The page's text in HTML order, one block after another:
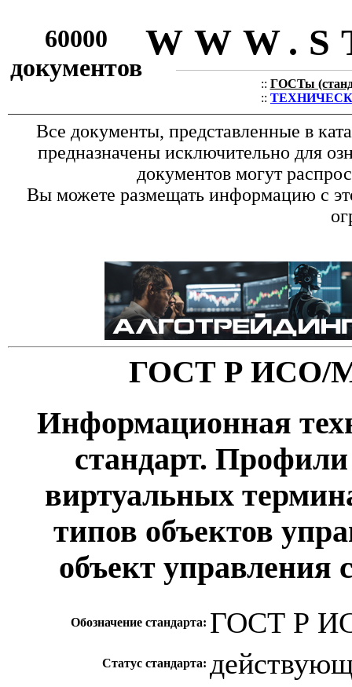
60000
документов
:: ГОСТы
::
Все документы, представленные в
предназначены исключительно для
документов могут
Вы можете размещать информацию с
ГОСТ Р ИСО/
Информационная
стандарт.
виртуальных
типов объектов
объект управления
Обозначение стандарта: ГОСТ Р
Статус стандарта: